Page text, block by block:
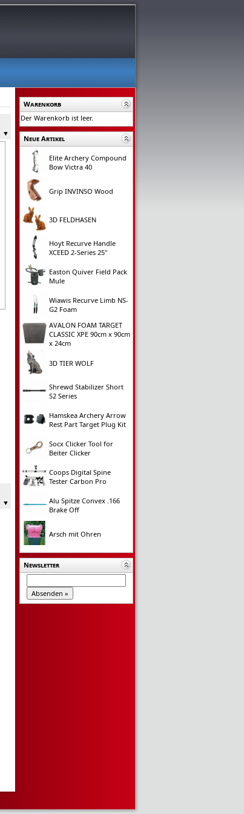
▼
▼
Warenkorb
Der Warenkorb ist leer.
Neue Artikel
Elite Archery Compound
Bow Victra 40
Grip INVINSO Wood
3D FELDHASEN
Hoyt Recurve Handle
XCEED 2-Series 25"
Easton Quiver Field Pack
Mule
Wiawis Recurve Limb NS-
G2 Foam
AVALON FOAM TARGET
CLASSIC XPE 90cm x 90cm
x 24cm
3D TIER WOLF
Shrewd Stabilizer Short
S2 Series
Hamskea Archery Arrow
Rest Part Target Plug Kit
Socx Clicker Tool for
Beiter Clicker
Coops Digital Spine
Tester Carbon Pro
Alu Spitze Convex .166
Brake Off
Arsch mit Ohren
Newsletter